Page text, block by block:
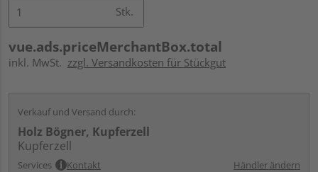
Stk.
vue.ads.priceMerchantBox.total
inkl. MwSt. zzgl. Versandkosten für Stückgut
Verkauf und Versand durch:
Holz Bögner, Kupferzell
Kupferzell
Services Kontakt Händler ändern